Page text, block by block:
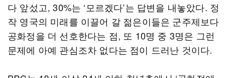
다 앞섰고, 30%는 ‘모르겠다’는 답변을 내놓았다. 정
작 영국의 미래를 이끌어 갈 젊은이들은 군주제보다
공화정을 더 선호한다는 점, 또 10명 중 3명은 그런
문제에 아예 관심조차 없다는 점이 드러난 것이다.